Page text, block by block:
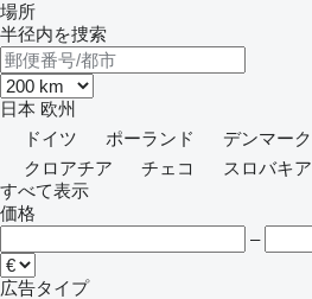
場所
半径内を捜索
日本 欧州
ドイツ
ポーランド デンマーク
クロアチア
チェコ
スロバキア
すべて表示
価格
–
広告タイプ